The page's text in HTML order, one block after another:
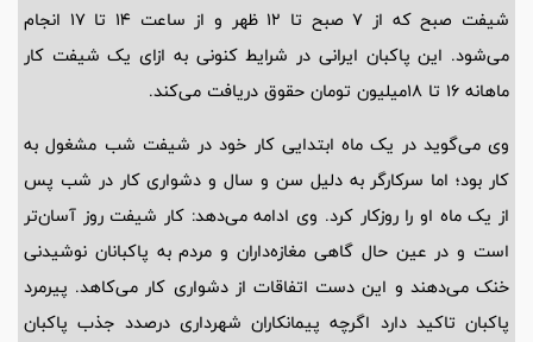
شیفت صبح که از 7 صبح تا 12 ظهر و از ساعت 14 تا 17 انجام
می‌شود. این پاکبان ایرانی در شرایط کنونی به ازای یک شیفت کار
ماهانه 16 تا 18‌میلیون تومان حقوق دریافت می‌کند.
وی می‌گوید در یک ماه ابتدایی کار خود در شیفت شب مشغول به
کار بود؛ اما سرکارگر به دلیل سن و سال و دشواری کار در شب پس
از یک ماه او را روزکار کرد. وی ادامه می‌دهد: کار شیفت روز آسان‌تر
است و در عین حال گاهی مغازه‌داران و مردم به پاکبانان نوشیدنی
خنک می‌دهند و این دست اتفاقات از دشواری کار می‌کاهد. پیرمرد
پاکبان تاکید دارد اگرچه پیمانکاران شهرداری درصدد جذب پاکبان